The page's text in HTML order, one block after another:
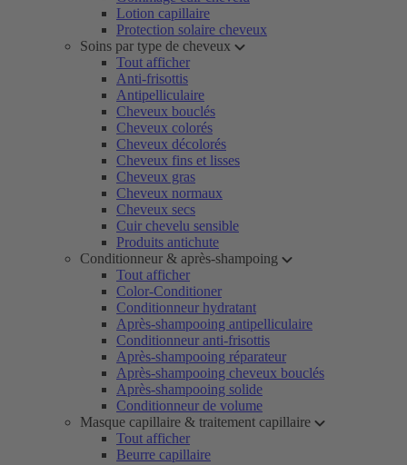
Lotion capillaire
Protection solaire cheveux
Soins par type de cheveux
Tout afficher
Anti-frisottis
Antipelliculaire
Cheveux bouclés
Cheveux colorés
Cheveux décolorés
Cheveux fins et lisses
Cheveux gras
Cheveux normaux
Cheveux secs
Cuir chevelu sensible
Produits antichute
Conditionneur & après-shampoing
Tout afficher
Color-Conditioner
Conditionneur hydratant
Après-shampooing antipelliculaire
Conditionneur anti-frisottis
Après-shampooing réparateur
Après-shampooing cheveux bouclés
Après-shampooing solide
Conditionneur de volume
Masque capillaire & traitement capillaire
Tout afficher
Beurre capillaire